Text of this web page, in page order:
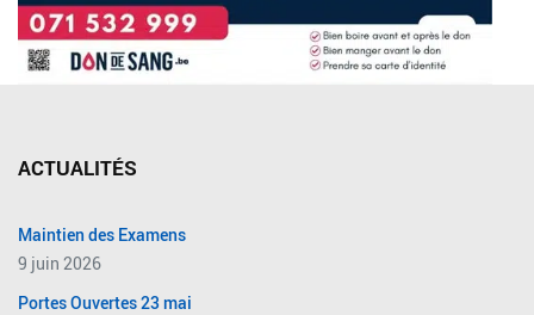
ACTUALITÉS
Maintien des Examens
9 juin 2026
Portes Ouvertes 23 mai